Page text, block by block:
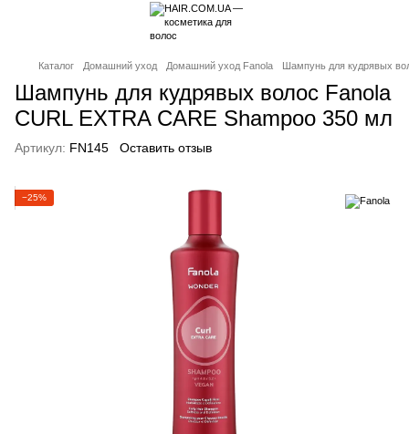
Каталог Домашний уход Домашний уход Fanola Шампунь для кудрявых
Шампунь для кудрявых волос Fanola
CURL EXTRA CARE Shampoo 350 мл
Артикул: FN145 Оставить отзыв
−25%